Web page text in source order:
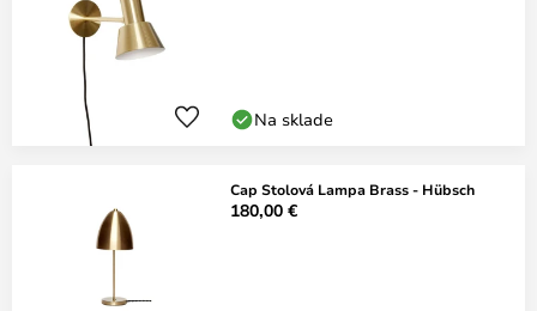
Na sklade
Cap Stolová Lampa Brass - Hübsch
180,00 €